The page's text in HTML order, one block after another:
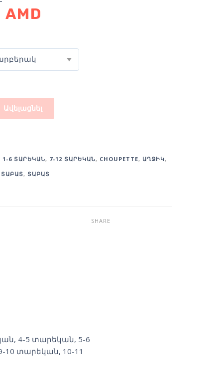
AMD
Ավելացնել
1-6 ՏԱՐԵԿԱՆ, 7-12 ՏԱՐԵԿԱՆ, CHOUPETTE, ԱՂՋԻԿ,
ՏԱԲԱՏ, ՏԱԲԱՏ
SHARE
, 4-5 տարեկան, 5-6
10 տարեկան, 10-11